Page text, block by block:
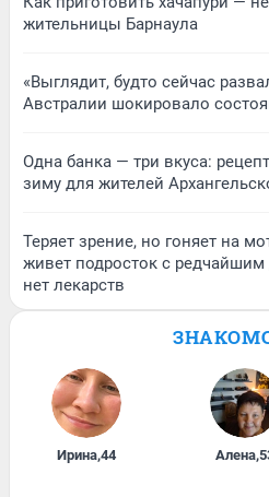
жительницы Барнаула
«Выглядит, будто сейчас
Австралии шокировало
Одна банка — три вкуса:
зиму для жителей
Теряет зрение, но гоняет на
живет подросток с редчайшим
нет лекарств
Ирина,44 Алена,